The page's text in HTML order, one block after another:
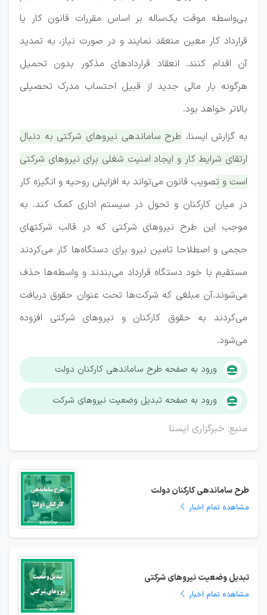
بی‌واسطه موقت یک‌ساله بر اساس مقررات قانون کار یا
قرارداد کار معین منعقد نمایند و در صورت نیاز، به تمدید
آن اقدام کنند. انعقاد قراردادهای مذکور بدون تحمیل
هرگونه بار مالی جدید از قبیل احتساب مدرک تحصیلی
بالاتر خواهد بود.
به گزارش ایسنا، طرح ساماندهی نیروهای شرکتی به دنبال
ارتقای شرایط کار و ایجاد امنیت شغلی برای نیروهای شرکتی
است و تصویب قانون می‌تواند به افزایش روحیه و انگیزه کار
در میان کارکنان و تحول در سیستم اداری کمک کند. به
موجب این طرح نیروهای شرکتی که در قالب شرکتهای
حجمی و اصطلاحا تامین نیرو برای دستگاه‌ها کار می‌کردند
مستقیم با خود دستگاه قرارداد می‌بندند و واسطه‌ها حذف
می‌شوند.آن مبلغی که شرکت‌ها تحت عنوان حقوق دریافت
می‌کردند به حقوق کارکنان و نیروهای شرکتی افزوده
می‌شود.
ورود به صفحه طرح ساماندهی کارکنان دولت
ورود به صفحه تبدیل وضعیت نیروهای شرکت
منبع: خبرگزاری ایسنا
طرح ساماندهی کارکنان دولت
مشاهده تمام اخبار
تبدیل وضعیت نیروهای شرکتی
مشاهده تمام اخبار